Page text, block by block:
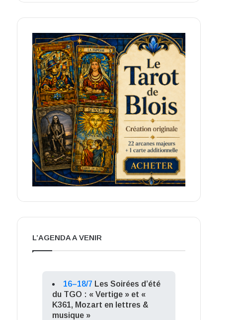
L’AGENDA A VENIR
16–18/7 Les Soirées d’été
du TGO : « Vertige » et «
K361, Mozart en lettres &
musique »